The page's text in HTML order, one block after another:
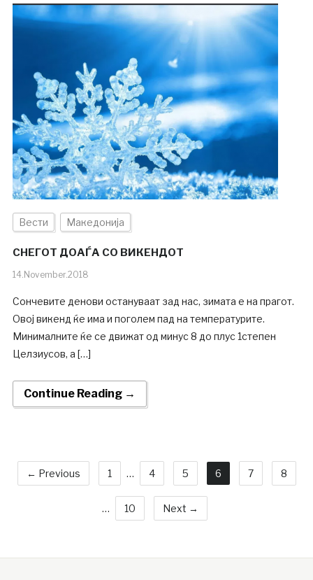
Вести Македонија
СНЕГОТ ДОАЃА СО ВИКЕНДОТ
14.November.2018
Сончевите денови остануваат зад нас, зимата е на прагот.
Овој викенд ќе има и поголем пад на температурите.
Минималните ќе се движат од минус 8 до плус 1степен
Целзиусов, а […]
Continue Reading →
← Previous 1 … 4 5 6 7 8
… 10 Next →